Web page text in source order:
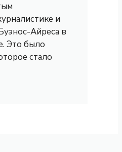
и
Айреса в
Это было
стало